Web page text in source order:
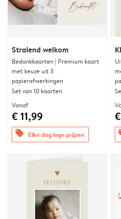
Stralend welkom
Bedankkaarten | Premium kaart
met keuze uit 3
papierafwerkingen
Set van 10 kaarten
Vanaf
€ 11,99
offers Elke dag lage prijzen